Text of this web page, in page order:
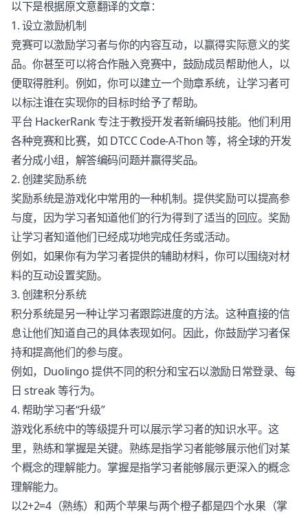
以下是根据原文意翻译的文章：
1. 设立激励机制
竞赛可以激励学习者与你的内容互动，以赢得实际意义的奖
品。你甚至可以将合作融入竞赛中，鼓励成员帮助他人，以
便取得胜利。例如，你可以建立一个勋章系统，让学习者可
以标注谁在实现你的目标时给予了帮助。
平台 HackerRank 专注于教授开发者新编码技能。他们利用
各种竞赛和比赛，如 DTCC Code-A-Thon 等，将全球的开发
者分成小组，解答编码问题并赢得奖品。
2. 创建奖励系统
奖励系统是游戏化中常用的一种机制。提供奖励可以提高参
与度，因为学习者知道他们的行为得到了适当的回应。奖励
让学习者知道他们已经成功地完成任务或活动。
例如，如果你有为学习者提供的辅助材料，你可以围绕对材
料的互动设置奖励。
3. 创建积分系统
积分系统是另一种让学习者跟踪进度的方法。这种直接的信
息让他们知道自己的具体表现如何。因此，你鼓励学习者保
持和提高他们的参与度。
例如，Duolingo 提供不同的积分和宝石以激励日常登录、每
日 streak 等行为。
4. 帮助学习者“升级”
游戏化系统中的等级提升可以展示学习者的知识水平。这
里，熟练和掌握是关键。熟练是指学习者能够展示他们对某
个概念的理解能力。掌握是指学习者能够展示更深入的概念
理解能力。
以2+2=4（熟练）和两个苹果与两个橙子都是四个水果（掌